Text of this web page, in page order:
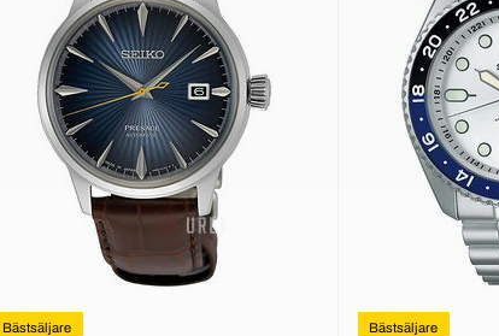
Bästsäljare Bästsäljare